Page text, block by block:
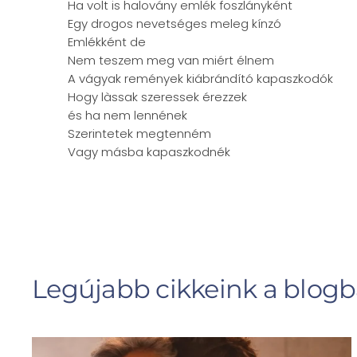
Ha volt is halovány emlék foszlányként
Egy drogos nevetséges meleg kínzó
Emlékként de
Nem teszem meg van miért élnem
A vágyak remények kiábrándító kapaszkodók
Hogy làssak szeressek érezzek
és ha nem lennének
Szerintetek megtenném
Vagy másba kapaszkodnék
Legújabb cikkeink a